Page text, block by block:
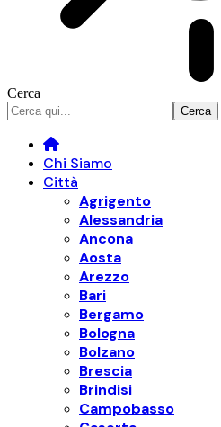
Cerca
Chi Siamo
Città
Agrigento
Alessandria
Ancona
Aosta
Arezzo
Bari
Bergamo
Bologna
Bolzano
Brescia
Brindisi
Campobasso